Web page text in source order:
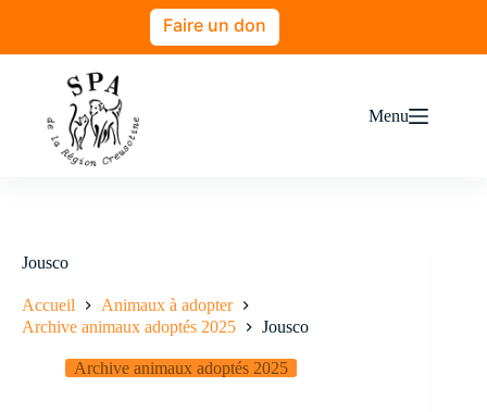
Faire un don
Menu
Jousco
Accueil
Animaux à adopter
Archive animaux adoptés 2025
Jousco
Archive animaux adoptés 2025